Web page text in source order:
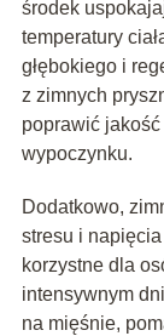
środek
temperatury
głębokiego i
z zimnych
poprawić
wypoczynku.
Dodatkowo,
stresu i
korzystne dla
intensywnym
na mięśnie,